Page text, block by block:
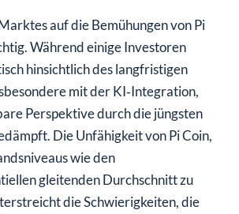
auf die Bemühungen von Pi
Während einige Investoren
hinsichtlich des langfristigen
mit der KI‑Integration,
Perspektive durch die jüngsten
Die Unfähigkeit von Pi Coin,
wie den
gleitenden Durchschnitt zu
die Schwierigkeiten, die